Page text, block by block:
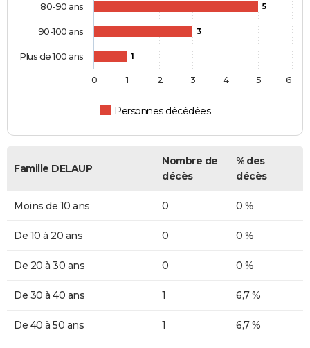
5
3
1
Personnes décédées
80-90 ans
90-100 ans
Plus de 100 ans
0 1 2 3 4 5 6
Famille DELAUP
Nombre de
décès
% des
décès
Moins de 10 ans 0 0 %
De 10 à 20 ans 0 0 %
De 20 à 30 ans 0 0 %
De 30 à 40 ans 1 6,7 %
De 40 à 50 ans 1 6,7 %